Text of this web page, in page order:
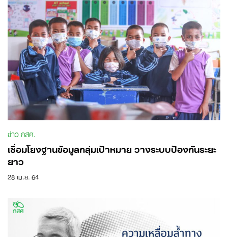
ข่าว กสศ.
เชื่อมโยงฐานข้อมูลกลุ่มเป้าหมาย วางระบบป้องกันระยะ
ยาว
28 เม.ย. 64